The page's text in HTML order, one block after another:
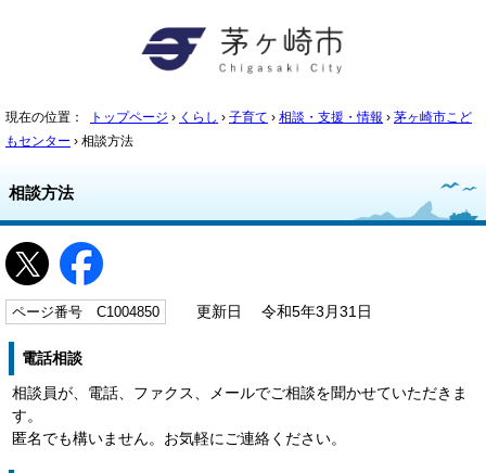
現在の位置： トップページ › くらし › 子育て › 相談・支援・情報 › 茅ヶ崎市こど
もセンター › 相談方法
相談方法
ページ番号 C1004850 更新日 令和5年3月31日
電話相談
相談員が、電話、ファクス、メールでご相談を聞かせていただきま
す。
匿名でも構いません。お気軽にご連絡ください。